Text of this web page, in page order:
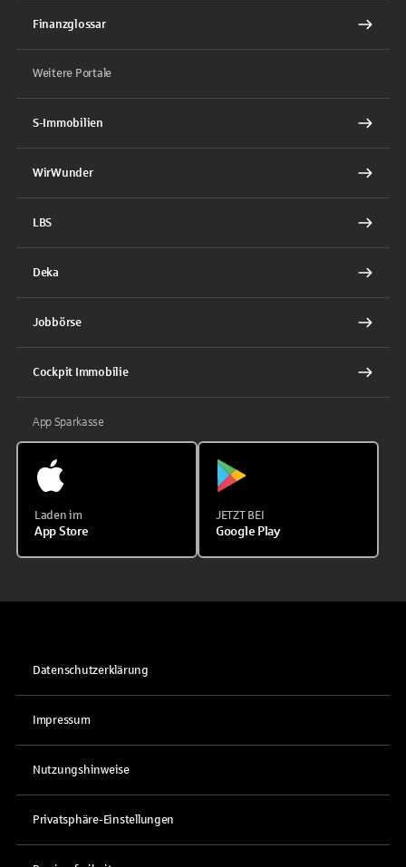
Finanzglossar
Weitere Portale
S-Immobilien
WirWunder
LBS
Deka
Jobbörse
Cockpit Immobilie
App Sparkasse
Laden im
App Store
JETZT BEI
Google Play
Datenschutzerklärung
Impressum
Nutzungshinweise
Privatsphäre-Einstellungen